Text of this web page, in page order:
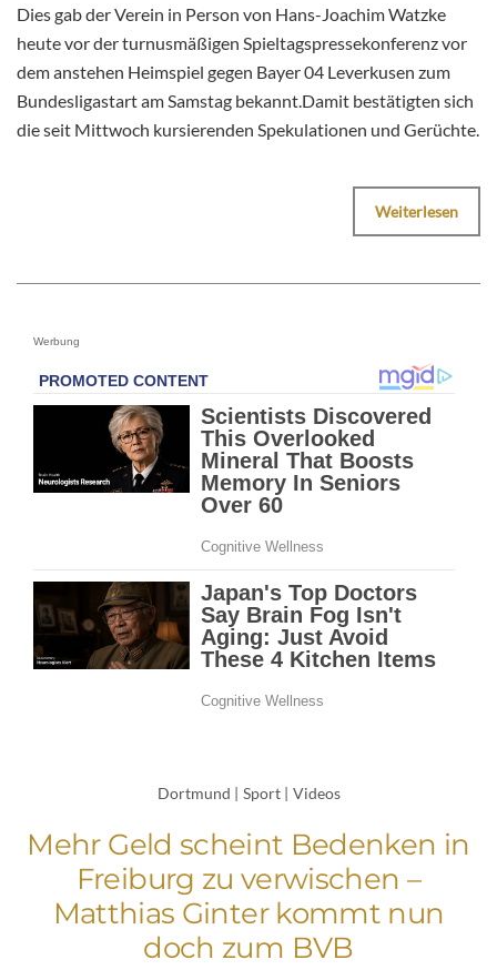
Dies gab der Verein in Person von Hans-Joachim Watzke
heute vor der turnusmäßigen Spieltagspressekonferenz vor
dem anstehen Heimspiel gegen Bayer 04 Leverkusen zum
Bundesligastart am Samstag bekannt.Damit bestätigten sich
die seit Mittwoch kursierenden Spekulationen und Gerüchte.
Weiterlesen
Werbung
Dortmund | Sport | Videos
Mehr Geld scheint Bedenken in
Freiburg zu verwischen –
Matthias Ginter kommt nun
doch zum BVB